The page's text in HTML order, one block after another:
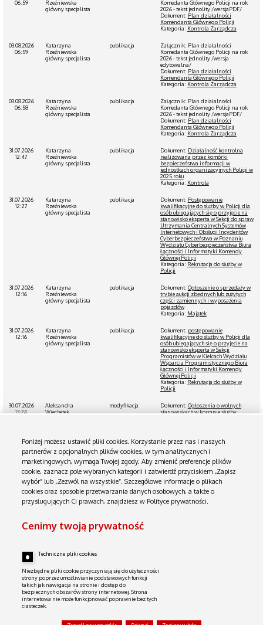
06:59
Rzeźniewska
główny specjalista
Komedanta Głównego Policji na rok
2026 - tekst jednolity /wersjaPDF/
Dokument: Plan działalności
Komendanta Głównego Policji
Kategoria: Kontrola Zarządcza
03.08.2026
06:59
Katarzyna
Rzeźniewska
główny specjalista
publikacja
Załącznik: Plan działalności
Komedanta Głównego Policji na rok
2026 - tekst jednolity /wersja
edytowalna/
Dokument: Plan działalności
Komendanta Głównego Policji
Kategoria: Kontrola Zarządcza
03.08.2026
06:58
Katarzyna
Rzeźniewska
główny specjalista
publikacja
Załącznik: Plan działalności
Komedanta Głównego Policji na rok
2026 - tekst jednolity /wersjaPDF/
Dokument: Plan działalności
Komendanta Głównego Policji
Kategoria: Kontrola Zarządcza
31.07.2026
12:47
Katarzyna
Rzeźniewska
główny specjalista
publikacja Dokument: Działalność kontrolna
realizowana przez komórki
bezpieczeństwa informacji w
jednostkach organizacyjnych Policji w
2025 roku
Kategoria: Kontrola
31.07.2026
12:27
Katarzyna
Rzeźniewska
główny specjalista
publikacja Dokument: Postępowanie
kwalifikacyjne do służby w Policji dla
osób ubiegających się o przyjęcie na
stanowisko eksperta w Sekcji do spraw
Utrzymania Centralnych Systemów
Internetowych i Obsługi Incydentów
Cyberbezpieczeństwa w Poznaniu
Wydziału Cyberbezpieczeństwa Biura
Łączności i Informatyki Komendy
Głównej Policji
Kategoria: Rekrutacja do służby w
Policji
31.07.2026
12:16
Katarzyna
Rzeźniewska
główny specjalista
publikacja Dokument: Ogłoszenie o sprzedaży w
trybie aukcji zbędnych lub zużytych
części zamiennych i wyposażenia
pojazdów
Kategoria: Majątek
31.07.2026
12:16
Katarzyna
Rzeźniewska
główny specjalista
publikacja Dokument: postępowanie
kwalifikacyjne do służby w Policji dla
osób ubiegających się o przyjęcie na
stanowisko eksperta w Sekcji
Programistów w Kielcach Wydziału
Wsparcia Programistycznego Biura
Łączności i Informatyki Komendy
Głównej Policji
Kategoria: Rekrutacja do służby w
Policji
30.07.2026
13:24
Aleksandra
Wiechetek
modyfikacja Dokument: Ogłoszenia o wolnych
stanowiskach w korpusie służby
30.07.2026
13:21
Aleksandra
Wiechetek
specjalista
publikacja
Załącznik: referendarz - referendarka
w Wydziale Zarządzania Projektami
Biura Łączności i Informatyki KGP -
wynik naboru
Dokument:Ogłoszenia o wolnych
stanowiskach w korpusie służby
cywilnej w Komendzie Głównej Policji 1
VI 2026 r. - 15 VI 2026 r.
Kategoria:
27.07.2026
Aleksandra
modyfikacja
27.07.2026
specjalista
Biuletyn Informacji Publicznej
Poniżej możesz ustawić pliki cookies. Korzystanie przez nas i naszych
partnerów z opcjonalnych plików cookies, w tym analitycznych i
marketingowych, wymaga Twojej zgody. Aby zmienić preferencje plików
cookie, zaznacz pole wybranych kategorii i zatwierdź przyciskiem „Zapisz
wybór” lub „Zezwól na wszystkie”. Szczegółowe informacje o plikach
cookies oraz sposobie przetwarzania danych osobowych, a także o
przysługujących Ci prawach, znajdziesz w Polityce prywatności.
Cenimy twoją prywatność
Techniczne pliki cookies
Niezbędne pliki cookie przyczyniają się do użyteczności
strony poprzez umożliwianie podstawowych funkcji
takich jak nawigacja na stronie i dostęp do
bezpiecznych obszarów strony internetowej. Strona
internetowa nie może funkcjonować poprawnie bez tych
ciasteczek.